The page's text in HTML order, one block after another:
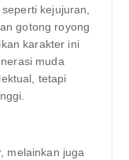
kejujuran,
gotong royong
karakter ini
muda
tetapi
melainkan juga